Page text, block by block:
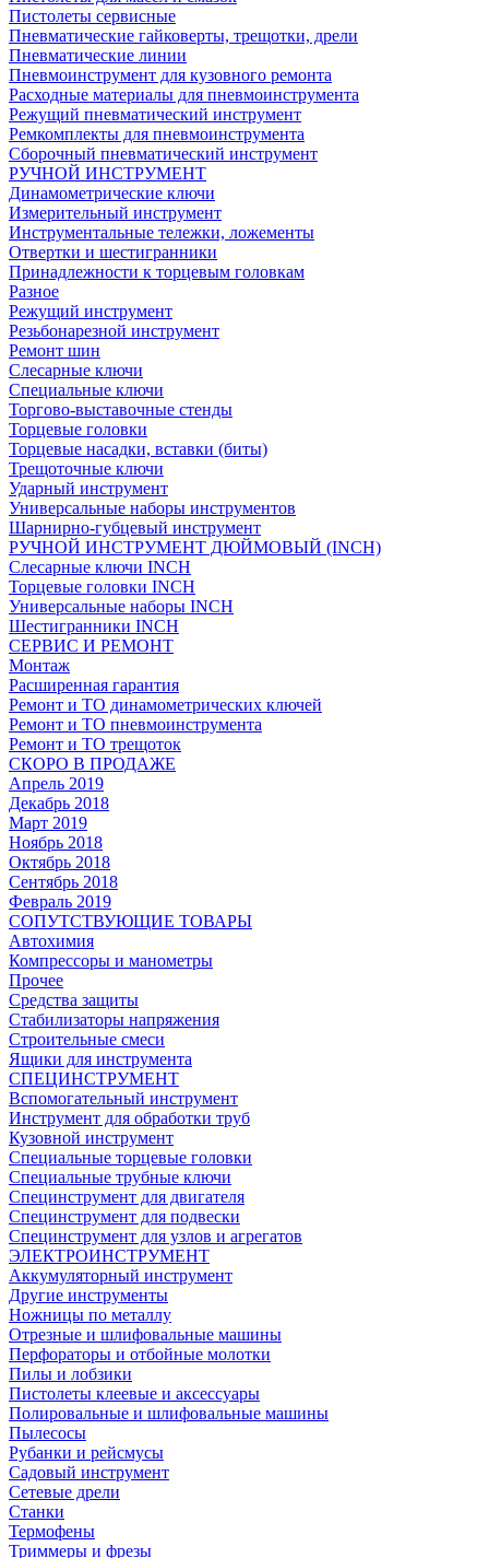
Пистолеты сервисные
Пневматические гайковерты, трещотки, дрели
Пневматические линии
Пневмоинструмент для кузовного ремонта
Расходные материалы для пневмоинструмента
Режущий пневматический инструмент
Ремкомплекты для пневмоинструмента
Сборочный пневматический инструмент
РУЧНОЙ ИНСТРУМЕНТ
Динамометрические ключи
Измерительный инструмент
Инструментальные тележки, ложементы
Отвертки и шестигранники
Принадлежности к торцевым головкам
Разное
Режущий инструмент
Резьбонарезной инструмент
Ремонт шин
Слесарные ключи
Специальные ключи
Торгово-выставочные стенды
Торцевые головки
Торцевые насадки, вставки (биты)
Трещоточные ключи
Ударный инструмент
Универсальные наборы инструментов
Шарнирно-губцевый инструмент
РУЧНОЙ ИНСТРУМЕНТ ДЮЙМОВЫЙ (INCH)
Слесарные ключи INCH
Торцевые головки INCH
Универсальные наборы INCH
Шестигранники INCH
СЕРВИС И РЕМОНТ
Монтаж
Расширенная гарантия
Ремонт и ТО динамометрических ключей
Ремонт и ТО пневмоинструмента
Ремонт и ТО трещоток
СКОРО В ПРОДАЖЕ
Апрель 2019
Декабрь 2018
Март 2019
Ноябрь 2018
Октябрь 2018
Сентябрь 2018
Февраль 2019
СОПУТСТВУЮЩИЕ ТОВАРЫ
Автохимия
Компрессоры и манометры
Прочее
Средства защиты
Стабилизаторы напряжения
Строительные смеси
Ящики для инструмента
СПЕЦИНСТРУМЕНТ
Вспомогательный инструмент
Инструмент для обработки труб
Кузовной инструмент
Специальные торцевые головки
Специальные трубные ключи
Специнструмент для двигателя
Специнструмент для подвески
Специнструмент для узлов и агрегатов
ЭЛЕКТРОИНСТРУМЕНТ
Аккумуляторный инструмент
Другие инструменты
Ножницы по металлу
Отрезные и шлифовальные машины
Перфораторы и отбойные молотки
Пилы и лобзики
Пистолеты клеевые и аксессуары
Полировальные и шлифовальные машины
Пылесосы
Рубанки и рейсмусы
Садовый инструмент
Сетевые дрели
Станки
Термофены
Триммеры и фрезы